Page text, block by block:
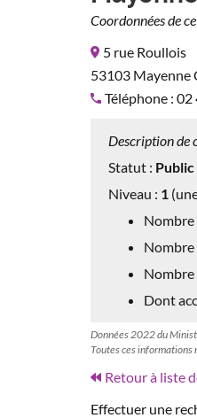
Coordonnées de
5 rue Roullois
53103 Mayenne
Téléphone :
Description de
Statut : Public
Niveau : 1
Nombre
Nombre
Nombre
Dont
Données 2022 du
Toutes ces informations
Retour à liste
Effectuer une